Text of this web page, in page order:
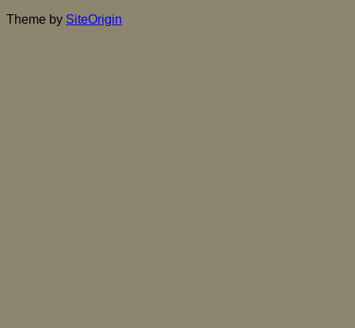
Theme by SiteOrigin